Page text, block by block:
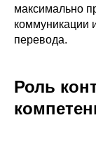
максимально
коммуникации
перевода.
Роль